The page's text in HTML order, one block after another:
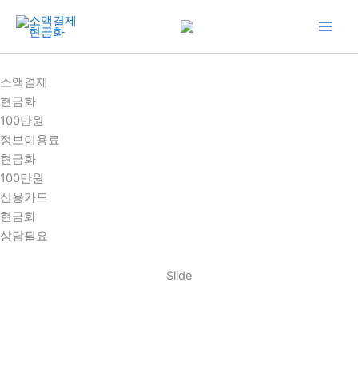
건
너
뛰
기
소액결제
현금화
100만원
정보이용료
현금화
100만원
신용카드
현금화
상담필요
Slide